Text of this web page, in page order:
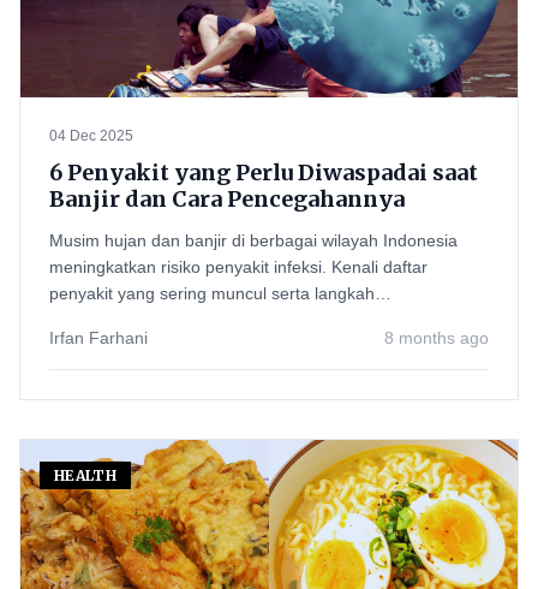
04 Dec 2025
6 Penyakit yang Perlu Diwaspadai saat
Banjir dan Cara Pencegahannya
Musim hujan dan banjir di berbagai wilayah Indonesia
meningkatkan risiko penyakit infeksi. Kenali daftar
penyakit yang sering muncul serta langkah
Irfan Farhani
8 months ago
HEALTH